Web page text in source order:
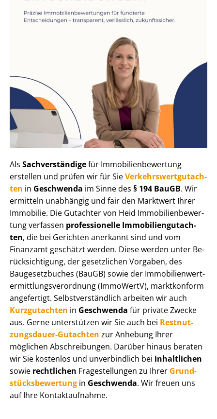
Als Sachverständigefür Im­mo­bi­li­en­be­wer­tung
erstellen und prüfen wir für SieVer­kehrs­wert­gut­ach­
ten in Geschwenda im Sinne des § 194 BauGB. Wir
ermitteln unabhängig und fair den Marktwert Ihrer
Immobilie. Die Gutachter von Heid Im­mo­bi­li­en­be­wer­
tung verfassen professionelle Im­mo­bi­li­en­gut­ach­
ten, die bei Gerichten anerkannt sind und vom
Finanzamt geschätzt werden. Diese werden unter Be­
rück­sich­ti­gung, der gesetzlichen Vorgaben, des
Baugesetzbuches (BauGB) sowie der Im­mo­bi­li­en­wert­
ermitt­lungs­ver­ord­nung (ImmoWertV), marktkonform
angefertigt. Selbst­ver­ständ­lich arbeiten wir auch
Kurzgutachten in Geschwenda für private Zwecke
aus. Gerne unterstützen wir Sie auch bei Rest­nut­
zungs­dau­er-Gutachten zur Anhebung Ihrer
möglichen Abschreibungen. Darüber hinaus beraten
wir Sie kostenlos und unverbindlich bei inhaltlichen
sowie rechtlichen Fragestellungen zu Ihrer Grund­
stücks­be­wer­tung in Geschwenda. Wir freuen uns
auf Ihre Kontaktaufnahme.